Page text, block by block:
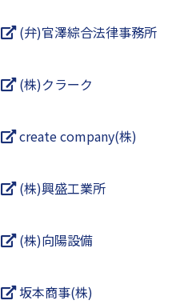
(弁)官澤綜合法律事務所
(株)クラーク
create company(株)
(株)興盛工業所
(株)向陽設備
坂本商事(株)